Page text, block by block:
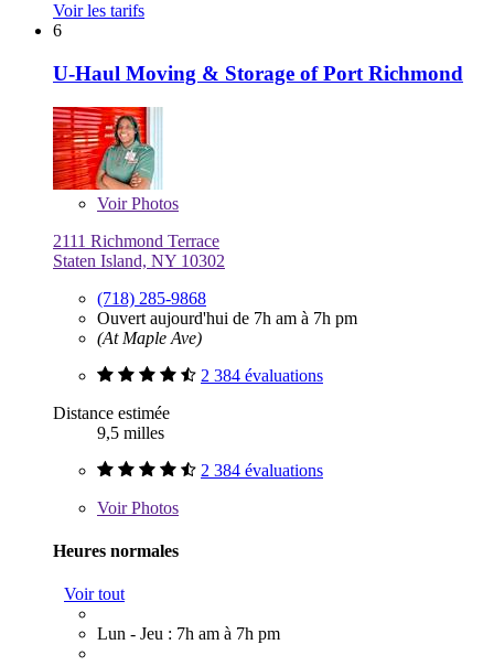
Voir les tarifs
6
U-Haul Moving & Storage of Port Richmond
VoirPhotos
2111 Richmond Terrace
Staten Island, NY 10302
(718) 285-9868
Ouvert aujourd'hui de 7h am à 7h pm
(At Maple Ave)
2 384 évaluations
Distance estimée
9,5 milles
2 384 évaluations
VoirPhotos
Heures normales
Voir tout
Lun - Jeu : 7h am à 7h pm